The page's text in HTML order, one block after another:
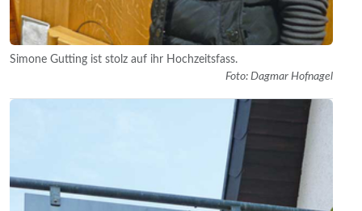
Simone Gutting ist stolz auf ihr Hochzeitsfass.
Foto: Dagmar Hofnagel